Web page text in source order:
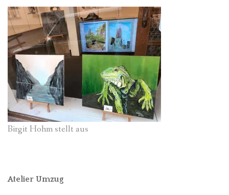
Birgit Hohm stellt aus
Atelier Umzug